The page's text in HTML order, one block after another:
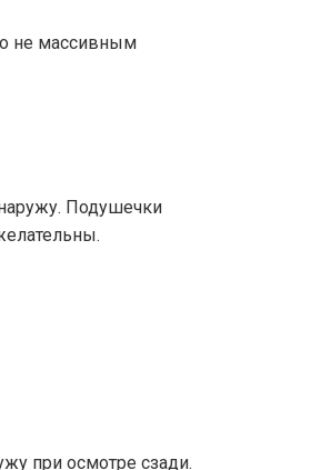
не массивным
Подушечки
при осмотре сзади.